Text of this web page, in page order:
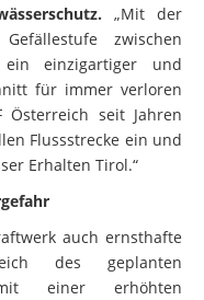
„Mit der
zwischen
einzigartiger und
für immer verloren
seit Jahren
Flussstrecke ein und
Erhalten Tirol.“
auch ernsthafte
des geplanten
einer erhöhten